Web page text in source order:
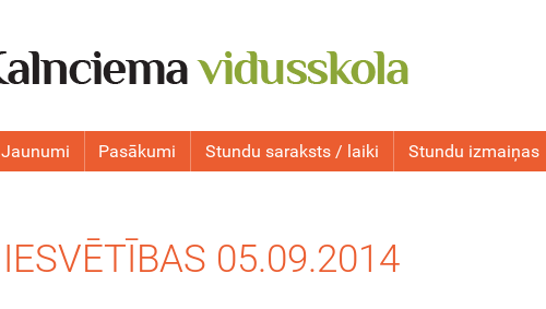
Jaunumi Pasākumi Stundu saraksts / laiki Stundu izmaiņas
IESVĒTĪBAS 05.09.2014